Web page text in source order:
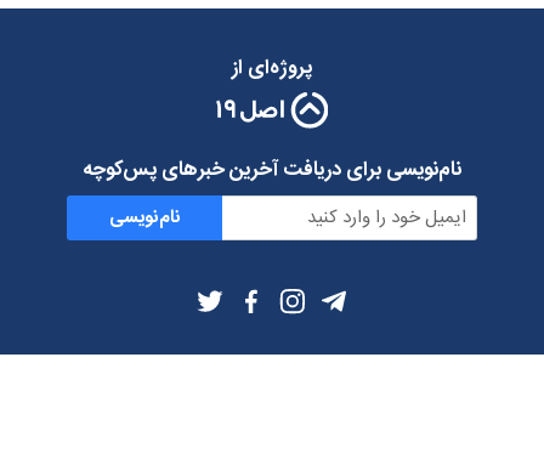
پروژه‌ای از
نام‌نویسی برای دریافت آخرین خبرهای پس‌کوچه
نام‌نویسی